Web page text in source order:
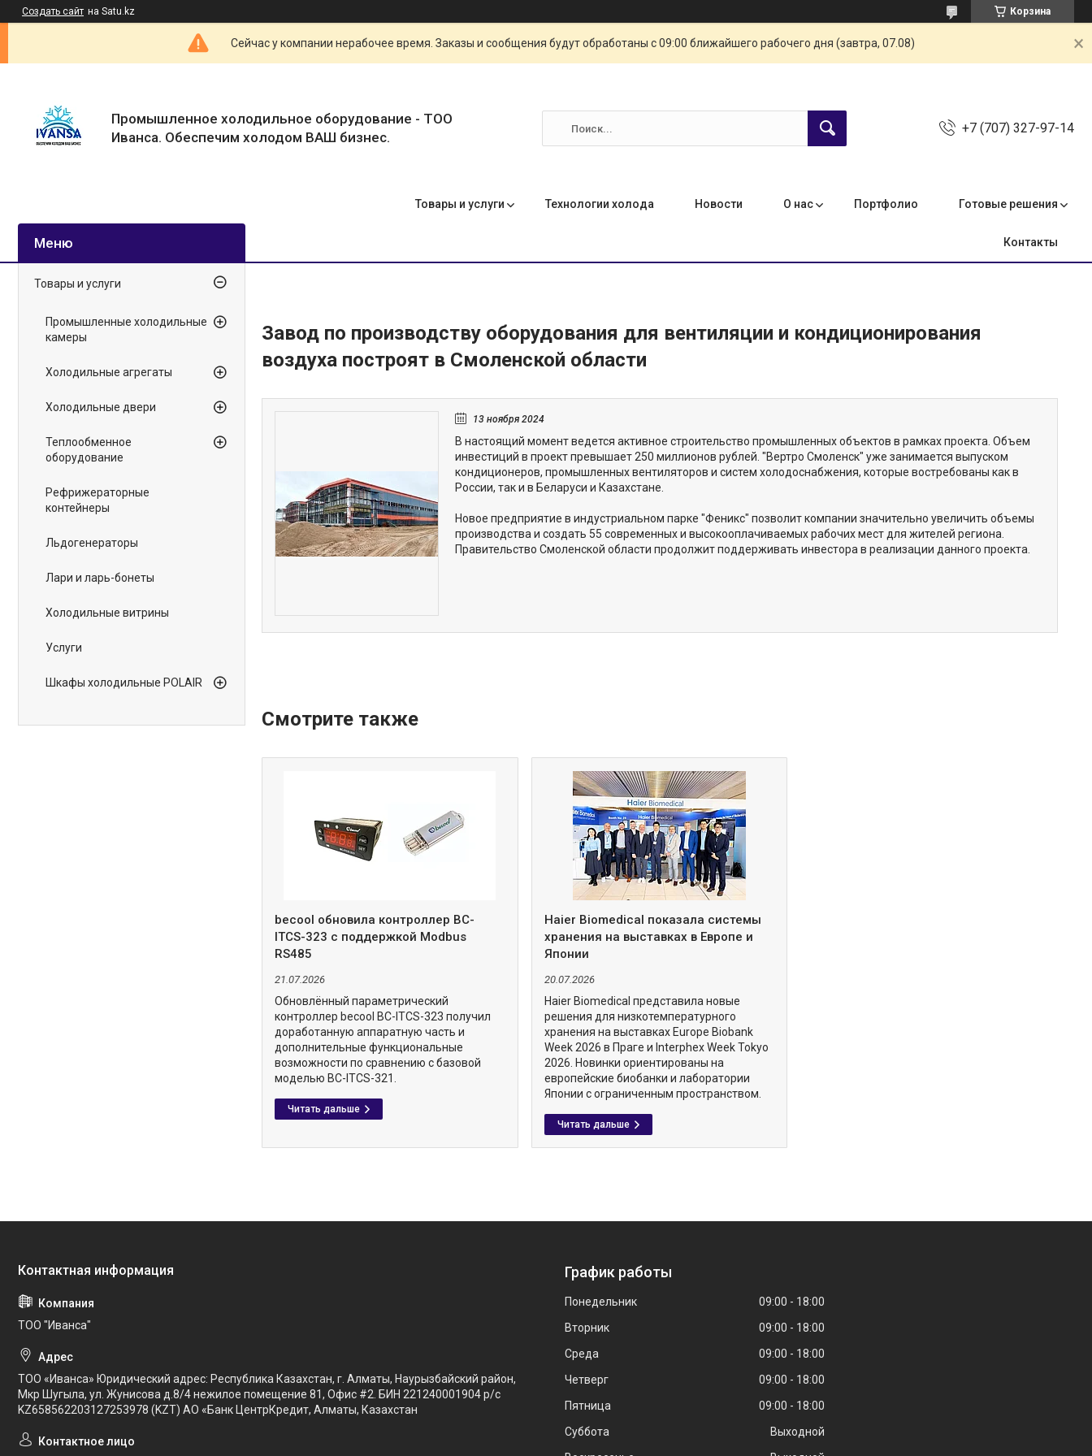
Создать сайт на Satu.kz Корзина
Сейчас у компании нерабочее время. Заказы и сообщения будут обработаны с 09:00 ближайшего рабочего дня (завтра, 07.08)
Промышленное холодильное оборудование - ТОО
Иванса. Обеспечим холодом ВАШ бизнес.
+7 (707) 327-97-14
Товары и услуги Технологии холода Новости О нас Портфолио Готовые решения
Контакты
Завод по производству оборудования для вентиляции и кондиционирования
воздуха построят в Смоленской области
13 ноября 2024
В настоящий момент ведется активное строительство промышленных объектов в рамках проекта. Объем
инвестиций в проект превышает 250 миллионов рублей. "Вертро Смоленск" уже занимается выпуском
кондиционеров, промышленных вентиляторов и систем холодоснабжения, которые востребованы как в
России, так и в Беларуси и Казахстане.
Новое предприятие в индустриальном парке "Феникс" позволит компании значительно увеличить объемы
производства и создать 55 современных и высокооплачиваемых рабочих мест для жителей региона.
Правительство Смоленской области продолжит поддерживать инвестора в реализации данного проекта.
becool обновила контроллер BC-
ITCS-323 с поддержкой Modbus
RS485
21.07.2026
Обновлённый параметрический
контроллер becool BC-ITCS-323 получил
доработанную аппаратную часть и
дополнительные функциональные
возможности по сравнению с базовой
моделью BC-ITCS-321.
Haier Biomedical показала системы
хранения на выставках в Европе и
Японии
20.07.2026
Haier Biomedical представила новые
решения для низкотемпературного
хранения на выставках Europe Biobank
Week 2026 в Праге и Interphex Week Tokyo
2026. Новинки ориентированы на
европейские биобанки и лаборатории
Японии с ограниченным пространством.
Товары и услуги
Промышленные холодильные
камеры
Холодильные агрегаты
Холодильные двери
Теплообменное
оборудование
Рефрижераторные
контейнеры
Льдогенераторы
Лари и ларь-бонеты
Холодильные витрины
Услуги
Шкафы холодильные POLAIR
ТОО "Иванса"
ТОО «Иванса» Юридический адрес: Республика Казахстан, г. Алматы, Наурызбайский район,
Мкр Шугыла, ул. Жунисова д.8/4 нежилое помещение 81, Офис #2. БИН 221240001904 р/с
KZ658562203127253978 (KZT) АО «Банк ЦентрКредит, Алматы, Казахстан
График работы
Понедельник 09:00
18:00
Вторник
09:00
18:00
Среда
09:00
18:00
Четверг
09:00
18:00
Пятница
09:00
18:00
Суббота
Выходной